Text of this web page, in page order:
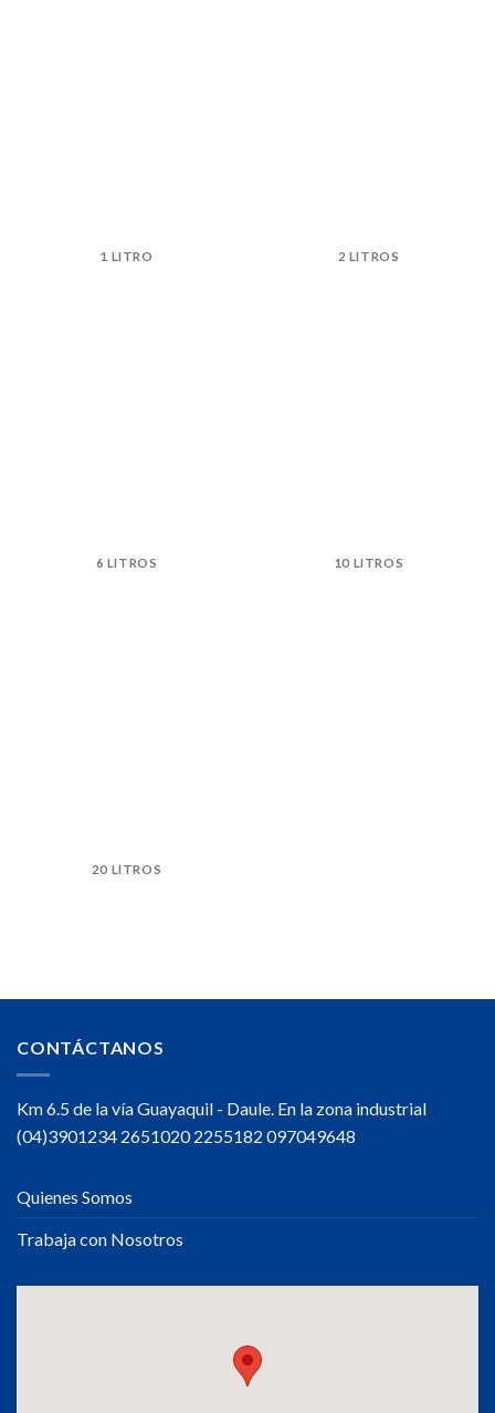
1 LITRO 2 LITROS
6 LITROS 10 LITROS
20 LITROS
CONTÁCTANOS
Km 6.5 de la vía Guayaquil - Daule. En la zona industrial
(04)3901234 2651020 2255182 097049648
Quienes Somos
Trabaja con Nosotros